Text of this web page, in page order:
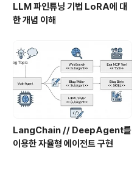
LLM 파인튜닝 기법 LoRA에 대
한 개념 이해
LangChain // DeepAgent를
이용한 자율형 에이전트 구현